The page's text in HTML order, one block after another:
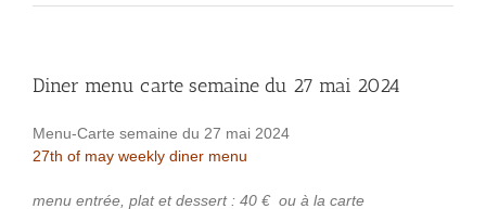
Diner menu carte semaine du 27 mai 2024
Menu-Carte semaine du 27 mai 2024
27th of may weekly diner menu
menu entrée, plat et dessert : 40 € ou à la carte